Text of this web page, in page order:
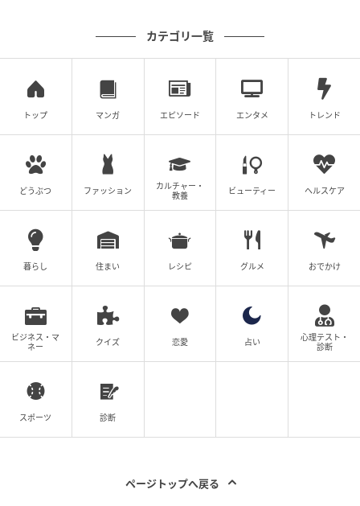
ウーマンエキサイト
カテゴリ一覧
トップ マンガ エピソード エンタメ トレンド
どうぶつ ファッション
カルチャー・
教養
ビューティー ヘルスケア
暮らし 住まい レシピ グルメ おでかけ
ビジネス・マ
ネー
クイズ 恋愛 占い
心理テスト・
診断
スポーツ 診断
ページトップへ戻る